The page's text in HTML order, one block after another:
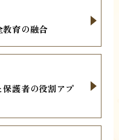
教育の融合
護者の役割アプ